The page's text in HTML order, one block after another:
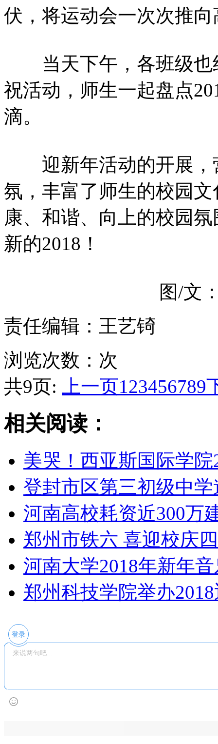
伏，将运动会一次次推向
当天下午，各班级也
祝活动，师生一起盘点
滴。
迎新年活动的开展，
氛，丰富了师生的校园
康、和谐、向上的校园
新的2018！
图/文：
责任编辑：王艺锜
浏览次数： 次
共9页:
上一页123456789
相关阅读：
美哭！西亚斯国际学
登封市区第三初级中
河南高校耗资近300万
郑州市铁六 喜迎校庆
河南大学2018年新年
郑州科技学院举办
登录